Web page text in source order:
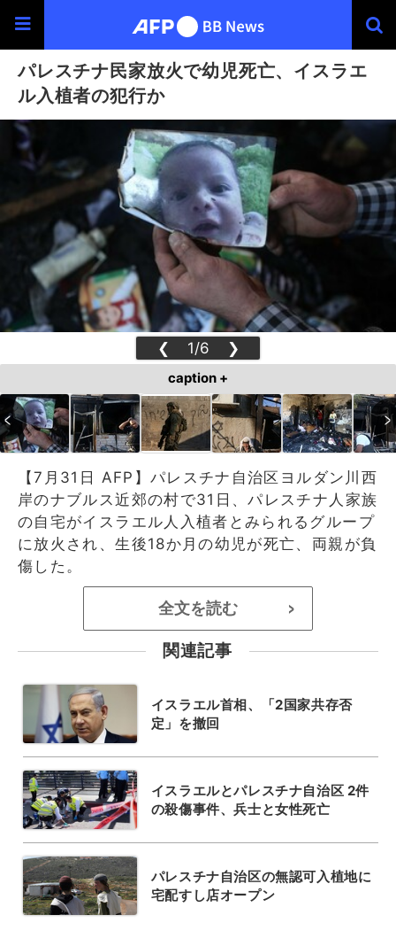
パレスチナ民家放火で幼児死亡、イスラエ
ル入植者の犯行か
❮ 1/6 ❯
caption +
【7月31日 AFP】パレスチナ自治区ヨルダン川西
岸のナブルス近郊の村で31日、パレスチナ人家族
の自宅がイスラエル人入植者とみられるグループ
に放火され、生後18か月の幼児が死亡、両親が負
傷した。
全文を読む >
関連記事
イスラエル首相、「2国家共存否
定」を撤回
イスラエルとパレスチナ自治区 2件
の殺傷事件、兵士と女性死亡
パレスチナ自治区の無認可入植地に
宅配すし店オープン